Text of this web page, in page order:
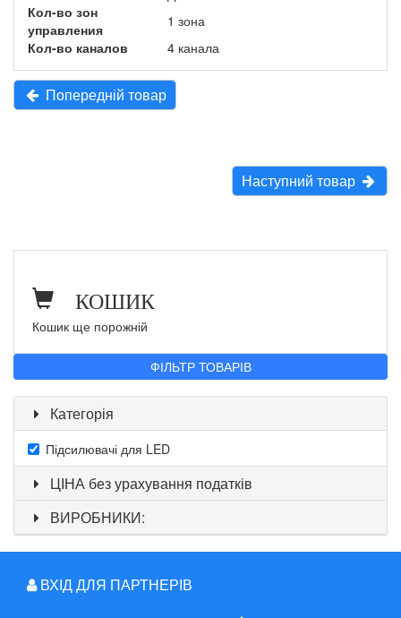
Кол-во зон
управления
1 зона
Кол-во каналов
4 канала
Попередній товар
Наступний товар
КОШИК
Кошик ще порожній
ФІЛЬТР ТОВАРІВ
Категорія
Підсилювачі для LED
ЦІНА без урахування податків
ВИРОБНИКИ:
ВХІД ДЛЯ ПАРТНЕРІВ